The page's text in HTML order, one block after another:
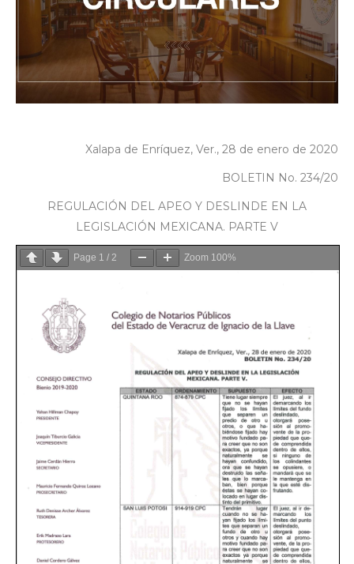
Xalapa de Enríquez, Ver., 28 de enero de 2020
BOLETIN No. 234/20
REGULACIÓN DEL APEO Y DESLINDE EN LA
LEGISLACIÓN MEXICANA. PARTE V
Page 1 / 2 Zoom 100%